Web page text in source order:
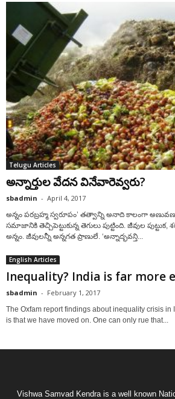
Telugu Articles
అన్నార్తుల వేదన వినేవారెవ్వరు?
sbadmin - April 4, 2017
అన్నం పరబ్రహ్మ స్వరూపం’ తత్వాన్ని అనాది కాలంగా
సమాజానికి తెచ్చిపెట్టుకున్న తెగులు పుట్టింది. జీవుల
అన్నం. జీవులన్నీ అన్నగత ప్రాణులే. ‘అన్నాద్భవన్తి...
English Articles
Inequality? India is far more
sbadmin - February 1, 2017
The Oxfam report findings about inequality crisis in
is that we have moved on. One can only rue that...
Vishwa Samvad Kendra is a well known